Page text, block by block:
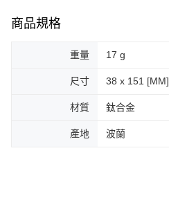
商品規格
重量 17 g
尺寸 38 x 151 [MM]
材質 鈦合金
產地 波蘭